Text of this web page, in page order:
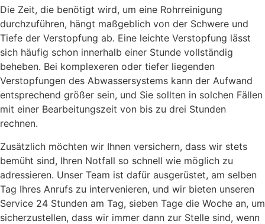
Die Zeit, die benötigt wird, um eine Rohrreinigung
durchzuführen, hängt maßgeblich von der Schwere und
Tiefe der Verstopfung ab. Eine leichte Verstopfung lässt
sich häufig schon innerhalb einer Stunde vollständig
beheben. Bei komplexeren oder tiefer liegenden
Verstopfungen des Abwassersystems kann der Aufwand
entsprechend größer sein, und Sie sollten in solchen Fällen
mit einer Bearbeitungszeit von bis zu drei Stunden
rechnen.
Zusätzlich möchten wir Ihnen versichern, dass wir stets
bemüht sind, Ihren Notfall so schnell wie möglich zu
adressieren. Unser Team ist dafür ausgerüstet, am selben
Tag Ihres Anrufs zu intervenieren, und wir bieten unseren
Service 24 Stunden am Tag, sieben Tage die Woche an, um
sicherzustellen, dass wir immer dann zur Stelle sind, wenn